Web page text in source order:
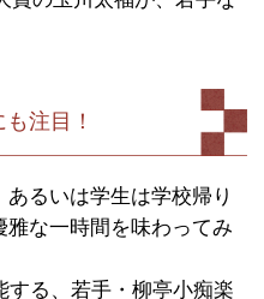
普通だと、公演時
家の一日だけの独
せん。 チケット
せるのが難しい、
ーターになるまで
ごは、いま旬の